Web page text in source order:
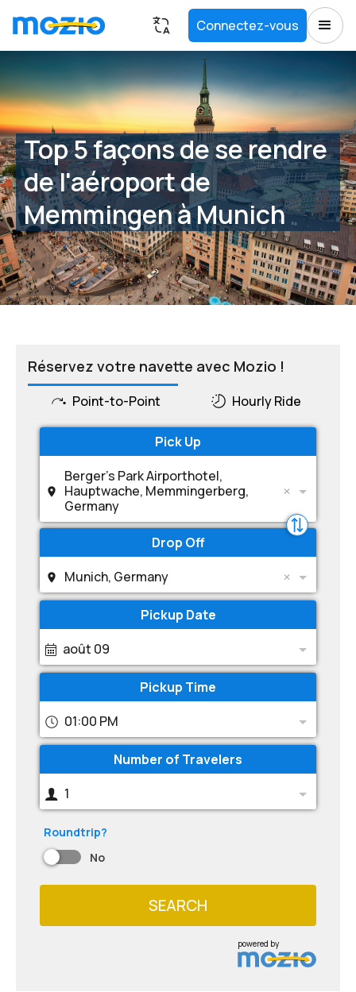
Connectez-vous
Top 5 façons de se rendre
de l'aéroport de
Memmingen à Munich
Réservez votre navette avec Mozio !
Point-to-Point Hourly Ride
Pick Up
Berger's Park Airporthotel,
Hauptwache, Memmingerberg,
Germany
Drop Off
Munich, Germany
Pickup Date
août 09
Pickup Time
01:00 PM
Number of Travelers
1
Roundtrip?
No
SEARCH
powered by